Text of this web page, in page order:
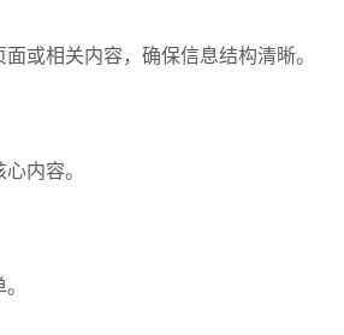
或相关内容，确保信息结构清晰。
内容。